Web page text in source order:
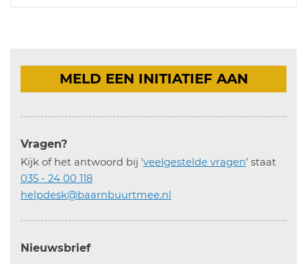
MELD EEN INITIATIEF AAN
Vragen?
Kijk of het antwoord bij 'veelgestelde vragen' staat
035 - 24 00 118
helpdesk@baarnbuurtmee.nl
Nieuwsbrief